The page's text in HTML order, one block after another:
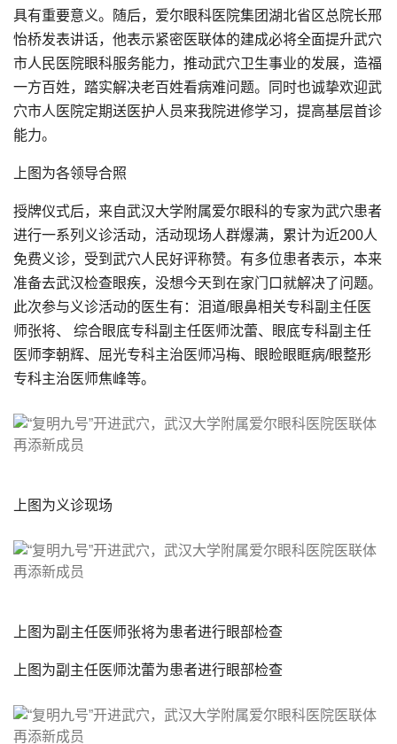
具有重要意义。随后，爱尔眼科医院集团湖北省区总院长邢
怡桥发表讲话，他表示紧密医联体的建成必将全面提升武穴
市人民医院眼科服务能力，推动武穴卫生事业的发展，造福
一方百姓，踏实解决老百姓看病难问题。同时也诚挚欢迎武
穴市人医院定期送医护人员来我院进修学习，提高基层首诊
能力。
上图为各领导合照
授牌仪式后，来自武汉大学附属爱尔眼科的专家为武穴患者
进行一系列义诊活动，活动现场人群爆满，累计为近200人
免费义诊，受到武穴人民好评称赞。有多位患者表示，本来
准备去武汉检查眼疾，没想今天到在家门口就解决了问题。
此次参与义诊活动的医生有：泪道/眼鼻相关专科副主任医
师张将、 综合眼底专科副主任医师沈蕾、眼底专科副主任
医师李朝辉、屈光专科主治医师冯梅、眼睑眼眶病/眼整形
专科主治医师焦峰等。
上图为义诊现场
上图为副主任医师张将为患者进行眼部检查
上图为副主任医师沈蕾为患者进行眼部检查